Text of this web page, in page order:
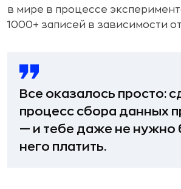
в мире в процессе
1000+ записей в зависимости
Все оказалось просто:
процесс сбора данных
— и тебе даже не нужно
него платить.